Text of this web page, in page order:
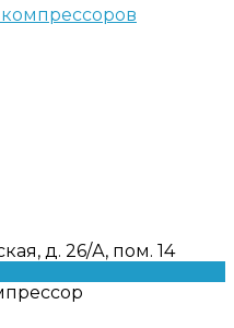
д. 26/А, пом. 14